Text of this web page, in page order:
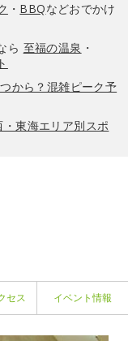
・ BBQなどおでかけ
ら 至福の温泉 ・
から？混雑ピーク予
東海エリア別スポ
セス イベント情報